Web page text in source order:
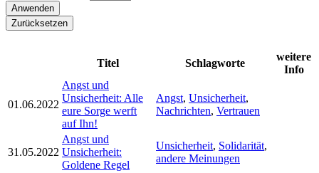
Titel Schlagworte
weitere
Info
01.06.2022
Angst und
Unsicherheit: Alle
eure Sorge werft
auf Ihn!
Angst, Unsicherheit,
Nachrichten, Vertrauen
31.05.2022
Angst und
Unsicherheit:
Goldene Regel
Unsicherheit, Solidarität,
andere Meinungen